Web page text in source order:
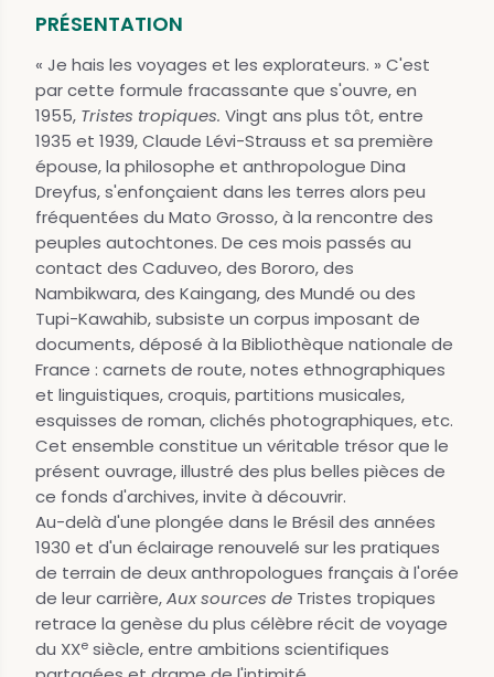
PRÉSENTATION
« Je hais les voyages et les explorateurs. » C'est
par cette formule fracassante que s'ouvre, en
1955, Tristes tropiques. Vingt ans plus tôt, entre
1935 et 1939, Claude Lévi-Strauss et sa première
épouse, la philosophe et anthropologue Dina
Dreyfus, s'enfonçaient dans les terres alors peu
fréquentées du Mato Grosso, à la rencontre des
peuples autochtones. De ces mois passés au
contact des Caduveo, des Bororo, des
Nambikwara, des Kaingang, des Mundé ou des
Tupi-Kawahib, subsiste un corpus imposant de
documents, déposé à la Bibliothèque nationale de
France : carnets de route, notes ethnographiques
et linguistiques, croquis, partitions musicales,
esquisses de roman, clichés photographiques, etc.
Cet ensemble constitue un véritable trésor que le
présent ouvrage, illustré des plus belles pièces de
ce fonds d'archives, invite à découvrir.
Au-delà d'une plongée dans le Brésil des années
1930 et d'un éclairage renouvelé sur les pratiques
de terrain de deux anthropologues français à l'orée
de leur carrière,Aux sources de Tristes tropiques
retrace la genèse du plus célèbre récit de voyage
du XXe siècle, entre ambitions scientifiques